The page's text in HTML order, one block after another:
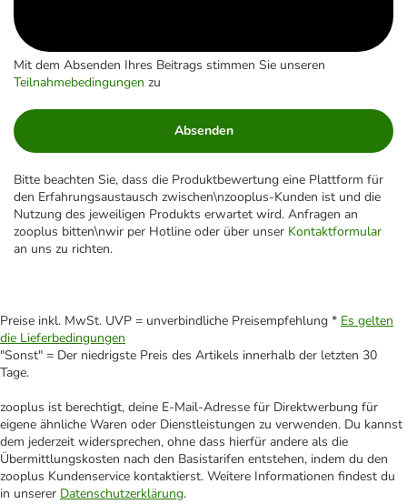
Mit dem Absenden Ihres Beitrags stimmen Sie unseren
Teilnahmebedingungen zu
Absenden
Bitte beachten Sie, dass die Produktbewertung eine Plattform für
den Erfahrungsaustausch zwischen\nzooplus-Kunden ist und die
Nutzung des jeweiligen Produkts erwartet wird. Anfragen an
zooplus bitten\nwir per Hotline oder über unser Kontaktformular
an uns zu richten.
Preise inkl. MwSt. UVP = unverbindliche Preisempfehlung * Es gelten
die Lieferbedingungen
"Sonst" = Der niedrigste Preis des Artikels innerhalb der letzten 30
Tage.
zooplus ist berechtigt, deine E-Mail-Adresse für Direktwerbung für
eigene ähnliche Waren oder Dienstleistungen zu verwenden. Du kannst
dem jederzeit widersprechen, ohne dass hierfür andere als die
Übermittlungskosten nach den Basistarifen entstehen, indem du den
zooplus Kundenservice kontaktierst. Weitere Informationen findest du
in unserer Datenschutzerklärung.